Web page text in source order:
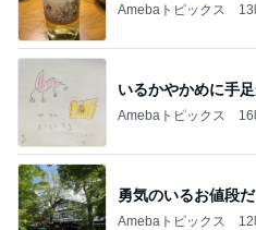
Amebaトピックス
いるかやかめに手
Amebaトピックス
勇気のいるお値段
Amebaトピックス